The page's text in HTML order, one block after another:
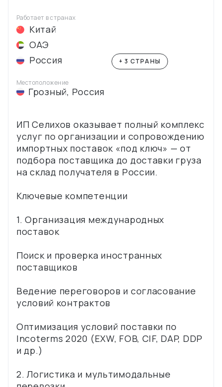
Работает в странах
Китай
ОАЭ
Россия
+ 3 СТРАНЫ
Местоположение
Грозный, Россия
ИП Селихов оказывает полный комплекс
услуг по организации и сопровождению
импортных поставок «под ключ» — от
подбора поставщика до доставки груза
на склад получателя в России.
Ключевые компетенции
1. Организация международных
поставок
Поиск и проверка иностранных
поставщиков
Ведение переговоров и согласование
условий контрактов
Оптимизация условий поставки по
Incoterms 2020 (EXW, FOB, CIF, DAP, DDP
и др.)
2. Логистика и мультимодальные